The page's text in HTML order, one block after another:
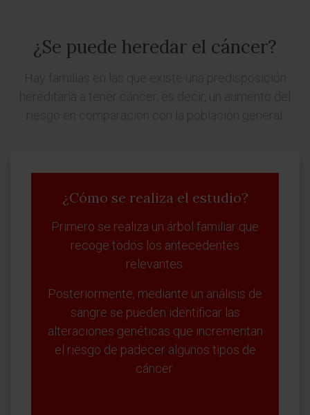
¿Se puede heredar el cáncer?
¿Cómo se realiza el estudio?
Primero se realiza un árbol familiar que
recoge todos los antecedentes
relevantes.
Posteriormente, mediante un análisis de
sangre se pueden identificar las
alteraciones genéticas que incrementan
el riesgo de padecer algunos tipos de
cáncer.